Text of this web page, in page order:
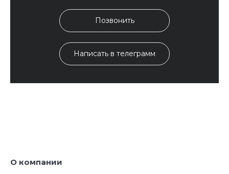
Позвонить
Написать в телеграмм
О компании